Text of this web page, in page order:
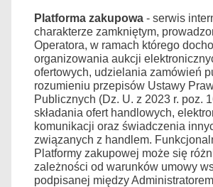
Platforma zakupowa - serwis
charakterze zamkniętym,
Operatora, w ramach którego
organizowania aukcji
ofertowych, udzielania zamówień
rozumieniu przepisów Ustawy
Publicznych (Dz. U. z 2023 r. poz.
składania ofert handlowych,
komunikacji oraz świadczenia
związanych z handlem.
Platformy zakupowej może się
zależności od warunków umowy
podpisanej między